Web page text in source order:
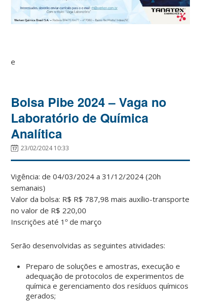
e
Bolsa Pibe 2024 – Vaga no
Laboratório de Química
Analítica
23/02/2024 10:33
Vigência: de 04/03/2024 a 31/12/2024 (20h
semanais)
Valor da bolsa: R$ R$ 787,98 mais auxílio-transporte
no valor de R$ 220,00
Inscrições até 1º de março
Serão desenvolvidas as seguintes atividades:
Preparo de soluções e amostras, execução e
adequação de protocolos de experimentos de
química e gerenciamento dos resíduos químicos
gerados;